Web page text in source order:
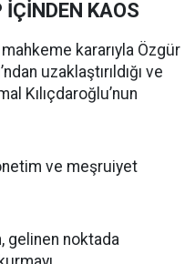
KAOS
kararıyla Özgür
uzaklaştırıldığı ve
Kılıçdaroğlu’nun
ve meşruiyet
gelinen noktada